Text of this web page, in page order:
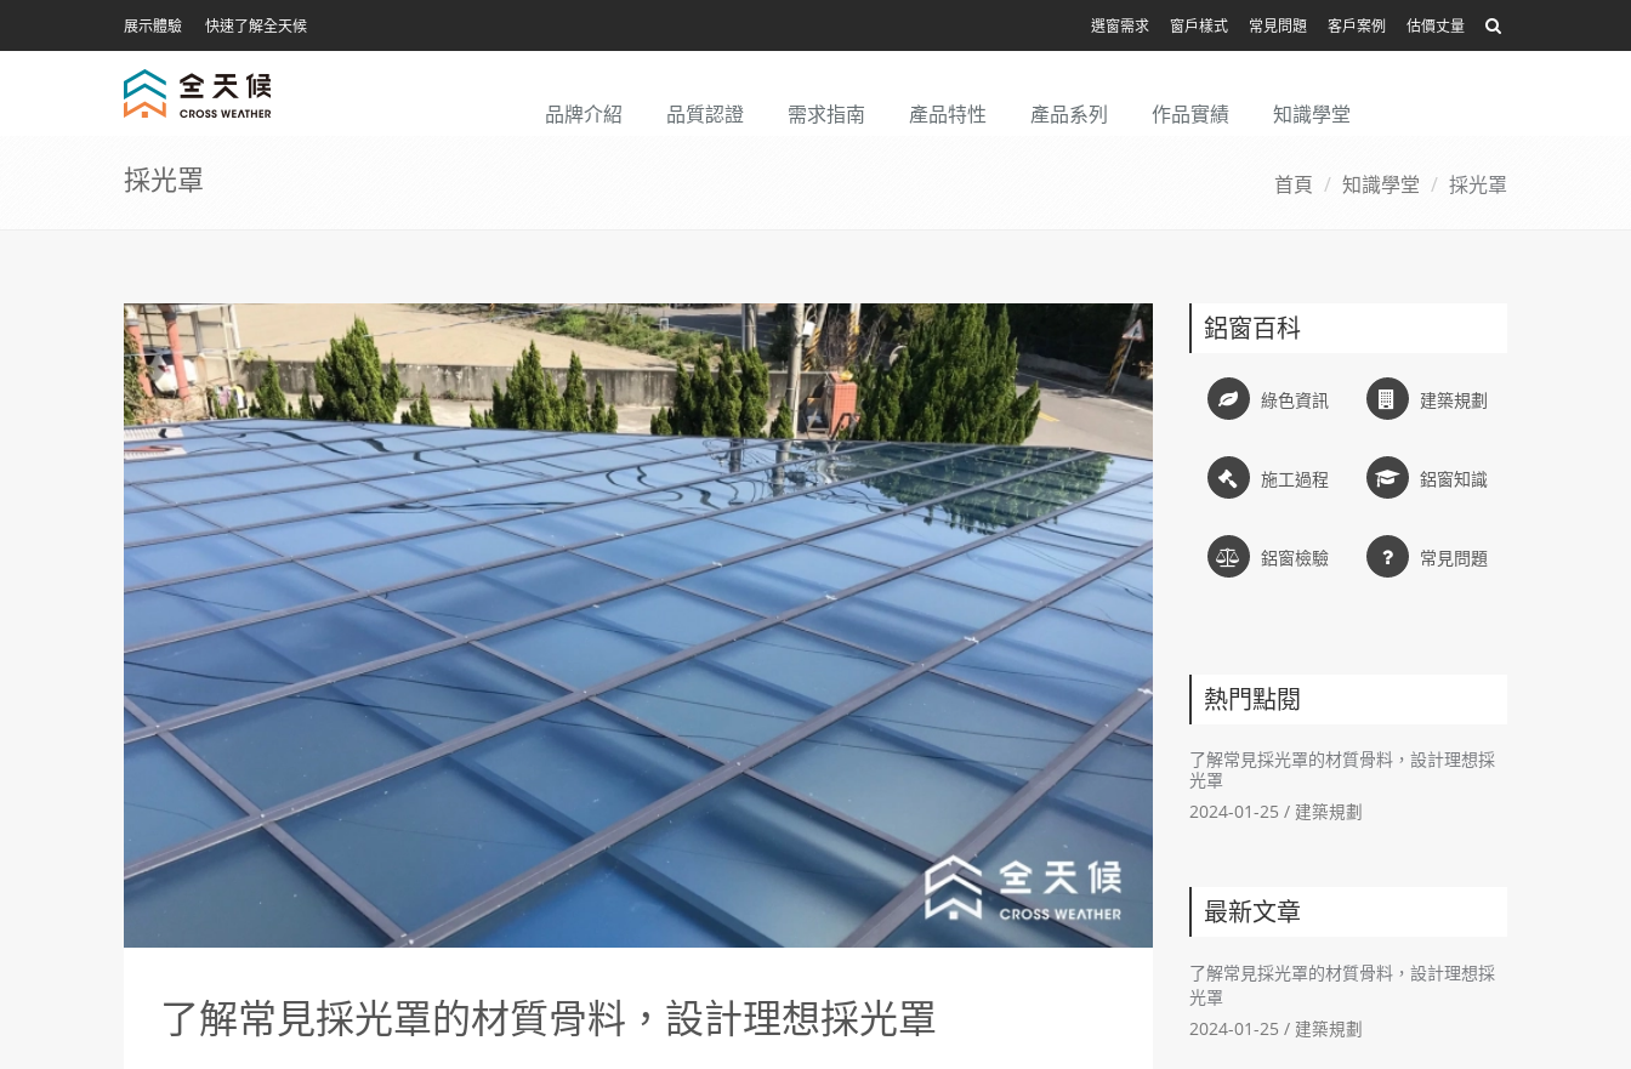
展示體驗 快速了解全天候 選窗需求 窗戶樣式 常見問題 客戶案例 估價丈量
品牌介紹 品質認證 需求指南 產品特性 產品系列 作品實績 知識學堂
採光罩 首頁 知識學堂 採光罩
了解常見採光罩的材質骨料，設計理想採光罩
鋁窗百科
綠色資訊 建築規劃
施工過程 鋁窗知識
鋁窗檢驗 常見問題
熱門點閱
了解常見採光罩的材質骨料，設計理想採
光罩
2024-01-25 / 建築規劃
最新文章
了解常見採光罩的材質骨料，設計理想採
光罩
2024-01-25 / 建築規劃